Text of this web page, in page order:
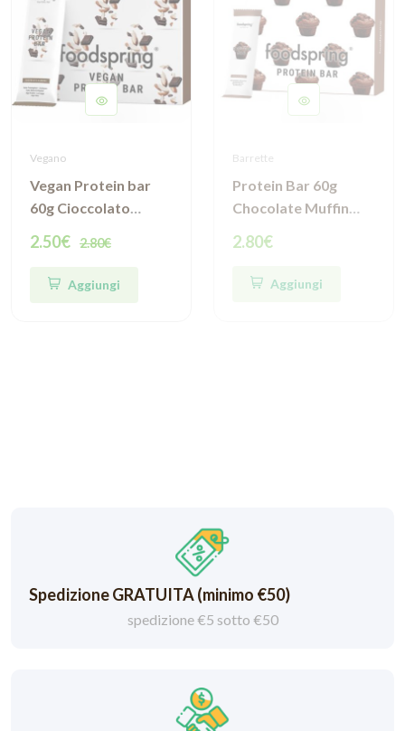
Vegano
Vegan Protein bar
60g Cioccolato
Foodspring
2.50€ 2.80€
Aggiungi
Barrette
Protein Bar 60g
Chocolate Muffin
2.80€
Aggiungi
Spedizione GRATUITA (minimo €50)
spedizione €5 sotto €50